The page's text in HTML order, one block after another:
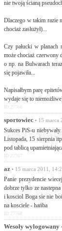
nie twoją ścianą
Dlaczego w takim razie
chociaż zasłużył)...
Czy pałucki w planach
może chociaż czerwony
o np. na Bulwarach
się pojawiła...
Napisałbym parę
wydaje się to
ID:27766
sportowiec • 15 marca
Sukces PiS-u
Listopada, 15 sierpnia
pod tablicą
ID:27767
az • 15 marca 2011,
Panie prezydencie
dobrze tylko ze
i kosciol Boga sie nie
na kosciele - hańba
ID:27768
Wesoły wylogowany